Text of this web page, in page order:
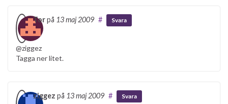
Torpå 13 maj 2009 # Svara
@ziggez
Tagga ner litet.
ziggez på 13 maj 2009 # Svara